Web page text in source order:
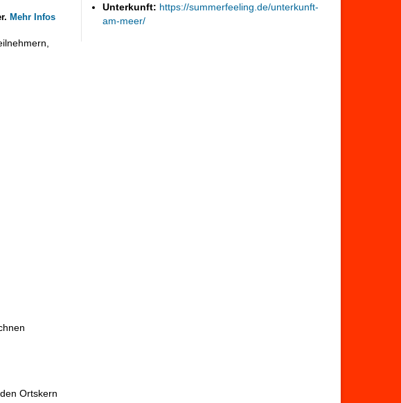
Mehr Infos
Ortskern
Unterkunft: https://summerfeeling.de/unterkunft-
am-meer/